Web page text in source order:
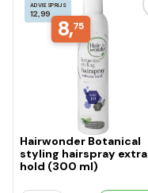
ADVIESPRIJS
12,99
8,75
Hairwonder Botanical
styling hairspray extra
hold (300 ml)